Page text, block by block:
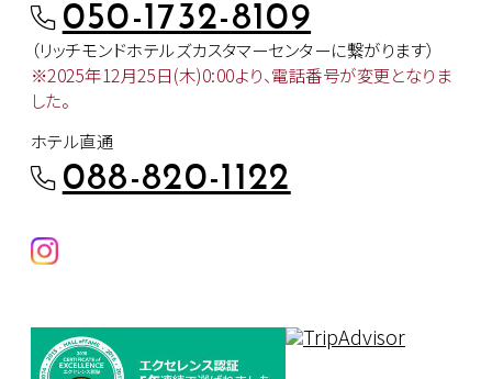
050-1732-8109
（リッチモンドホテルズカスタマーセンターに繋がります）
※2025年12月25日(木)0:00より、電話番号が変更となりま
した。
ホテル直通
088-820-1122